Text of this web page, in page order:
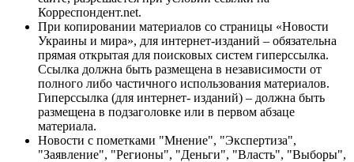
Корреспондент.net.
При копировании материалов со страницы «Новости
Украины и мира», для интернет-изданий – обязательна
прямая открытая для поисковых систем гиперссылка.
Ссылка должна быть размещена в независимости от
полного либо частичного использования материалов.
Гиперссылка (для интернет- изданий) – должна быть
размещена в подзаголовке или в первом абзаце
материала.
Новости с пометками "Мнение", "Экспертиза",
"Заявление", "Регионы", "Деньги", "Власть", "Выборы",